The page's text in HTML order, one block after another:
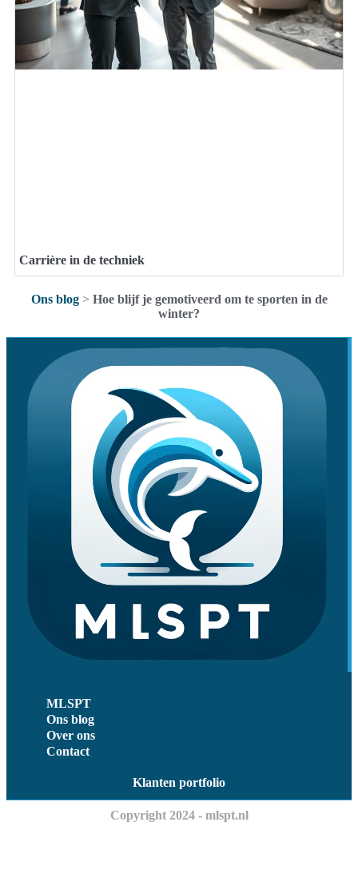
Carrière in de techniek
Ons blog> Hoe blijf je gemotiveerd om te sporten in de
winter?
MLSPT
Ons blog
Over ons
Contact
Klanten portfolio
Copyright 2024 - mlspt.nl